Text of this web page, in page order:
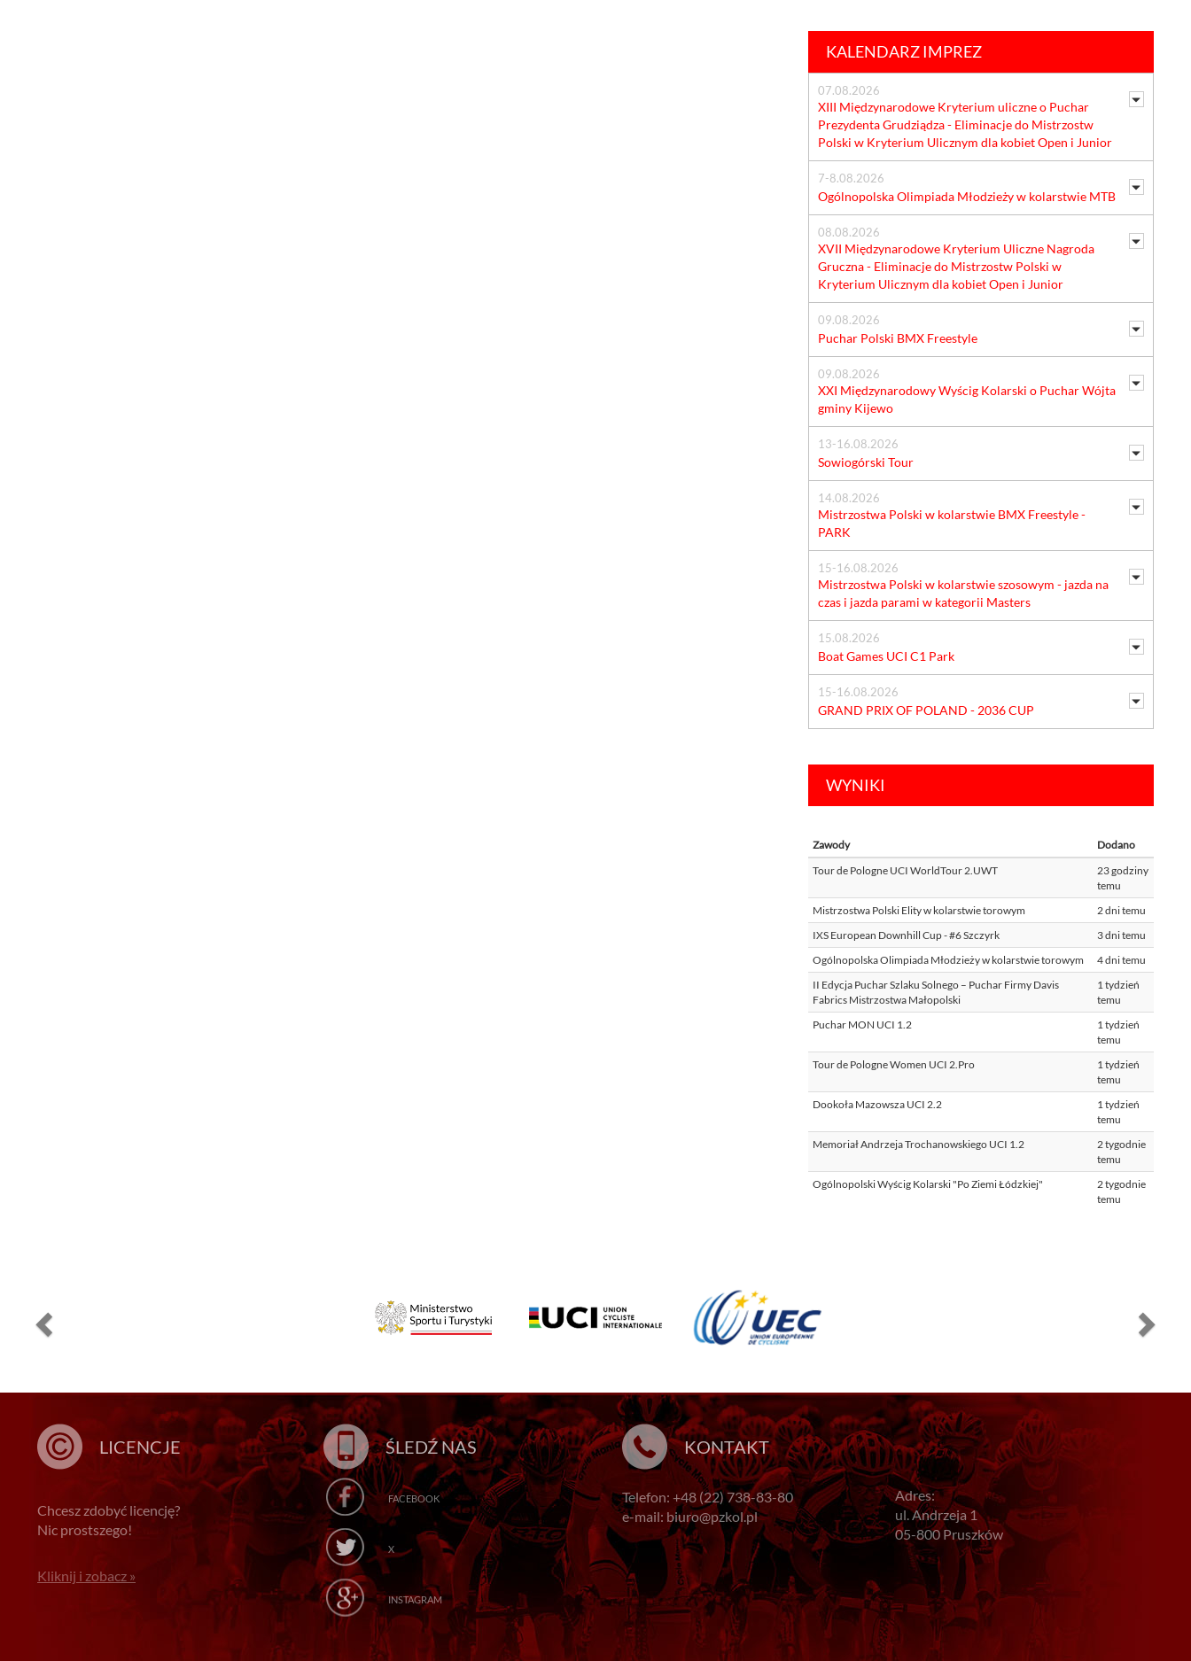
KALENDARZ IMPREZ
07.08.2026
XIII Międzynarodowe Kryterium uliczne o Puchar
Prezydenta Grudziądza - Eliminacje do Mistrzostw
Polski w Kryterium Ulicznym dla kobiet Open i Junior
7-8.08.2026
Ogólnopolska Olimpiada Młodzieży w kolarstwie MTB
08.08.2026
XVII Międzynarodowe Kryterium Uliczne Nagroda
Gruczna - Eliminacje do Mistrzostw Polski w
Kryterium Ulicznym dla kobiet Open i Junior
09.08.2026
Puchar Polski BMX Freestyle
09.08.2026
XXI Międzynarodowy Wyścig Kolarski o Puchar Wójta
gminy Kijewo
13-16.08.2026
Sowiogórski Tour
14.08.2026
Mistrzostwa Polski w kolarstwie BMX Freestyle -
PARK
15-16.08.2026
Mistrzostwa Polski w kolarstwie szosowym - jazda na
czas i jazda parami w kategorii Masters
15.08.2026
Boat Games UCI C1 Park
15-16.08.2026
GRAND PRIX OF POLAND - 2036 CUP
WYNIKI
Zawody
Dodano
Tour de Pologne UCI WorldTour 2.UWT
23 godziny
temu
Mistrzostwa Polski Elity w kolarstwie torowym
2 dni temu
IXS European Downhill Cup - #6 Szczyrk
3 dni temu
Ogólnopolska Olimpiada Młodzieży w kolarstwie torowym
4 dni temu
II Edycja Puchar Szlaku Solnego – Puchar Firmy Davis
Fabrics Mistrzostwa Małopolski
1 tydzień
temu
Puchar MON UCI 1.2
1 tydzień
temu
Tour de Pologne Women UCI 2.Pro
1 tydzień
temu
Dookoła Mazowsza UCI 2.2
1 tydzień
temu
Memoriał Andrzeja Trochanowskiego UCI 1.2
2 tygodnie
temu
Ogólnopolski Wyścig Kolarski "Po Ziemi Łódzkiej"
2 tygodnie
temu
LICENCJE
Chcesz zdobyć licencję?
Nic prostszego!
Kliknij i zobacz »
ŚLEDŹ NAS
FACEBOOK
X
INSTAGRAM
KONTAKT
Telefon: +48 (22) 738-83-80
e-mail: biuro@pzkol.pl
Adres:
ul. Andrzeja 1
05-800 Pruszków